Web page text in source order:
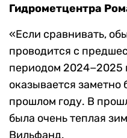
Гидрометцентра
«Если сравнивать,
проводится с
периодом 2024−2025
оказывается заметно
прошлом году. В
была очень теплая
Вильфанд.